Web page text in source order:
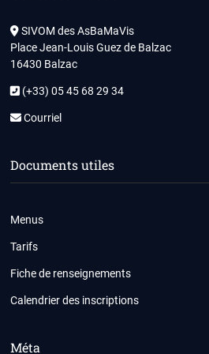
SIVOM des AsBaMaVis
Place Jean-Louis Guez de Balzac
16430 Balzac
(+33) 05 45 68 29 34
Courriel
Documents utiles
Menus
Tarifs
Fiche de renseignements
Calendrier des inscriptions
Méta